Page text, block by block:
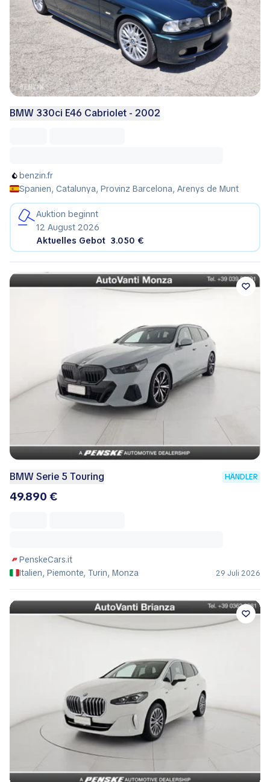
BMW 330ci E46 Cabriolet - 2002
benzin.fr
Spanien, Catalunya, Provinz Barcelona, Arenys de Munt
Auktion beginnt
12 August 2026
Aktuelles Gebot 3.050 €
BMW Serie 5 Touring HÄNDLER
49.890 €
PenskeCars.it
Italien, Piemonte, Turin, Monza
29 Juli 2026